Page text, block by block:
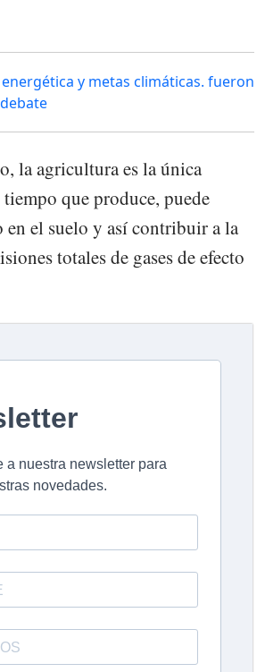
energética y metas climáticas. fueron
la agricultura es la única
que produce, puede
en el suelo y así contribuir a la
totales de gases de efecto